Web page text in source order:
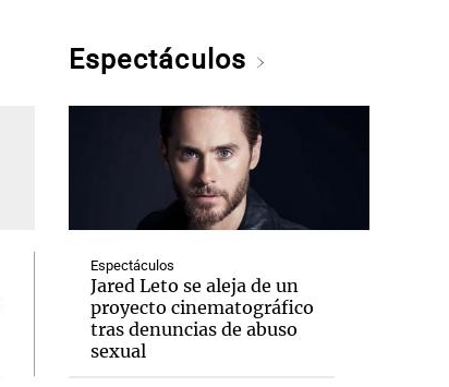
Espectáculos
Espectáculos
Jared Leto se aleja de un
proyecto cinematográfico
tras denuncias de abuso
sexual